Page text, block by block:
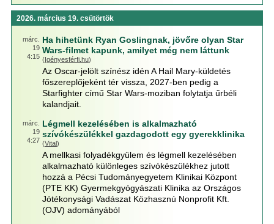
2026. március 19. csütörtök
márc.
19
4:15
Ha hihetünk Ryan Goslingnak, jövőre olyan Star
Wars-filmet kapunk, amilyet még nem láttunk
(Igényesférfi.hu)
Az Oscar-jelölt színész idén A Hail Mary-küldetés
főszereplőjeként tér vissza, 2027-ben pedig a
Starfighter című Star Wars-moziban folytatja űrbéli
kalandjait.
márc.
19
4:27
Légmell kezelésében is alkalmazható
szívókészülékkel gazdagodott egy gyerekklinika
(Vital)
A mellkasi folyadékgyülem és légmell kezelésében
alkalmazható különleges szívókészülékhez jutott
hozzá a Pécsi Tudományegyetem Klinikai Központ
(PTE KK) Gyermekgyógyászati Klinika az Országos
Jótékonysági Vadászat Közhasznú Nonprofit Kft.
(OJV) adományából